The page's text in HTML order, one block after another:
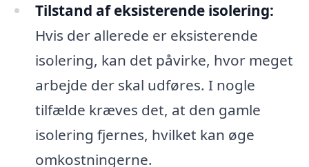
Tilstand af eksisterende isolering:
Hvis der allerede er eksisterende
isolering, kan det påvirke, hvor meget
arbejde der skal udføres. I nogle
tilfælde kræves det, at den gamle
isolering fjernes, hvilket kan øge
omkostningerne.